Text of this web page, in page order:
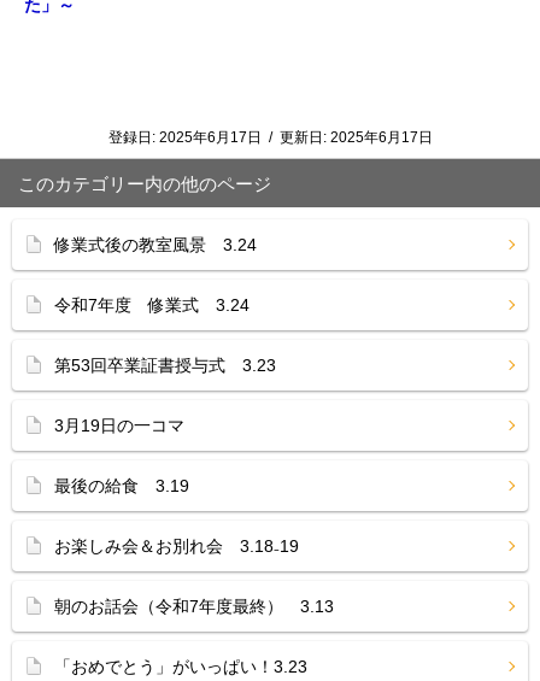
た」～
登録日: 2025年6月17日 / 更新日: 2025年6月17日
このカテゴリー内の他のページ
修業式後の教室風景 3.24
令和7年度 修業式 3.24
第53回卒業証書授与式 3.23
3月19日の一コマ
最後の給食 3.19
お楽しみ会＆お別れ会 3.18₋19
朝のお話会（令和7年度最終） 3.13
「おめでとう」がいっぱい！3.23